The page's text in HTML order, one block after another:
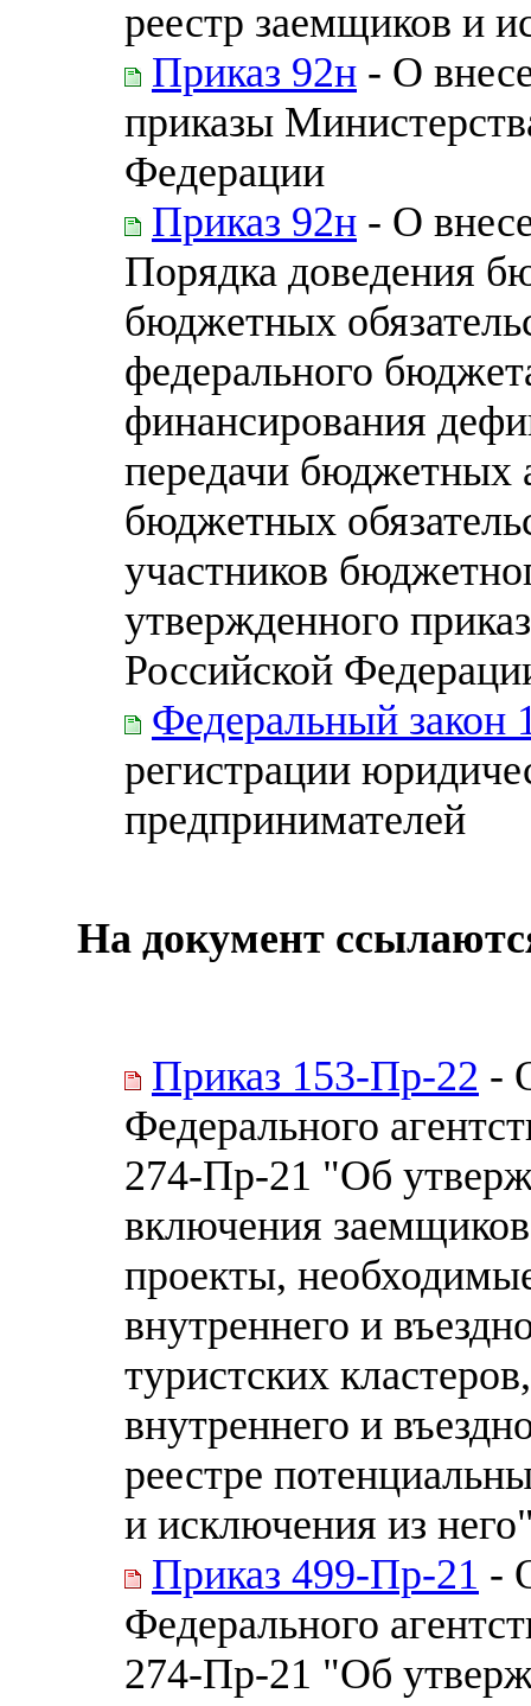
реестр заемщиков и
Приказ 92н - О
приказы
Федерации
Приказ 92н - О
Порядка доведения
бюджетных
федерального
финансирования
передачи бюджетных
бюджетных
участников
утвержденного
Российской
Федеральный закон
регистрации
предпринимателей
На документ
Приказ 153-Пр-22 -
Федерального
274-Пр-21 "Об
включения
проекты,
внутреннего и
туристских
внутреннего и
реестре
и исключения из
Приказ 499-Пр-21 -
Федерального
274-Пр-21 "Об